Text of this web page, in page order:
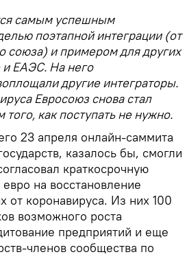
самым успешным
поэтапной интеграции (от
союза) и примером для других
и ЕАЭС. На него
другие интеграторы.
Евросоюз снова стал
как поступать не нужно.
23 апреля онлайн-саммита
казалось бы, смогли
краткосрочную
на восстановление
от коронавируса. Из них 100
возможного роста
предприятий и еще
членов сообщества по